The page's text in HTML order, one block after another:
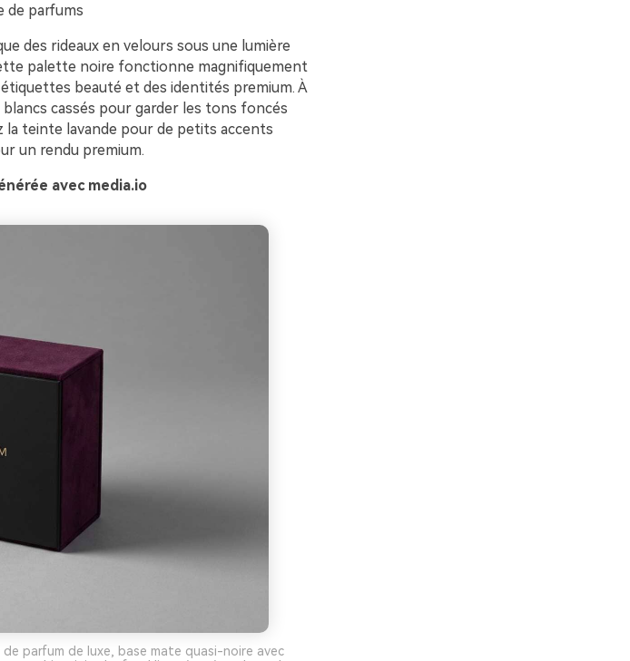
de parfums
des rideaux en velours sous une lumière
palette noire fonctionne magnifiquement
beauté et des identités premium. À
cassés pour garder les tons foncés
la teinte lavande pour de petits accents
un rendu premium.
avec media.io
parfum de luxe, base mate quasi-noire avec